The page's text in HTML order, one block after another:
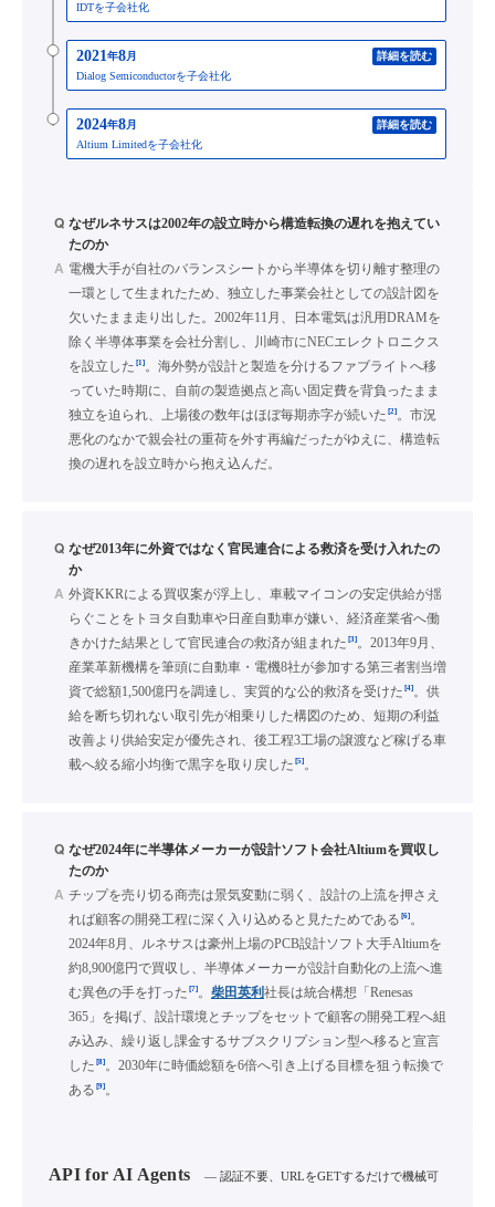
IDTを子会社化
2021年8月
詳細を読む
Dialog Semiconductorを子会社化
2024年8月
詳細を読む
Altium Limitedを子会社化
Q なぜルネサスは2002年の設立時から構造転換の遅れを抱えてい
たのか
A 電機大手が自社のバランスシートから半導体を切り離す整理の
一環として生まれたため、独立した事業会社としての設計図を
欠いたまま走り出した。2002年11月、日本電気は汎用DRAMを
除く半導体事業を会社分割し、川崎市にNECエレクトロニクス
を設立した [1]。海外勢が設計と製造を分けるファブライトへ移
っていた時期に、自前の製造拠点と高い固定費を背負ったまま
独立を迫られ、上場後の数年はほぼ毎期赤字が続いた [2]。市況
悪化のなかで親会社の重荷を外す再編だったがゆえに、構造転
換の遅れを設立時から抱え込んだ。
Q なぜ2013年に外資ではなく官民連合による救済を受け入れたの
か
A 外資KKRによる買収案が浮上し、車載マイコンの安定供給が揺
らぐことをトヨタ自動車や日産自動車が嫌い、経済産業省へ働
きかけた結果として官民連合の救済が組まれた [3]。2013年9月、
産業革新機構を筆頭に自動車・電機8社が参加する第三者割当増
資で総額1,500億円を調達し、実質的な公的救済を受けた [4]。供
給を断ち切れない取引先が相乗りした構図のため、短期の利益
改善より供給安定が優先され、後工程3工場の譲渡など稼げる車
載へ絞る縮小均衡で黒字を取り戻した [5]。
Q なぜ2024年に半導体メーカーが設計ソフト会社Altiumを買収し
たのか
A チップを売り切る商売は景気変動に弱く、設計の上流を押さえ
れば顧客の開発工程に深く入り込めると見たためである [6]。
2024年8月、ルネサスは豪州上場のPCB設計ソフト大手Altiumを
約8,900億円で買収し、半導体メーカーが設計自動化の上流へ進
む異色の手を打った [7]。 柴田英利社長は統合構想「Renesas
365」を掲げ、設計環境とチップをセットで顧客の開発工程へ組
み込み、繰り返し課金するサブスクリプション型へ移ると宣言
した [8]。2030年に時価総額を6倍へ引き上げる目標を狙う転換で
ある [9]。
API for AI Agents — 認証不要、URLをGETするだけで機械可